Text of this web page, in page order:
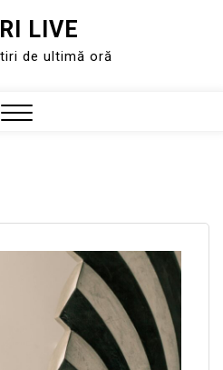
LIVE
de ultimă oră